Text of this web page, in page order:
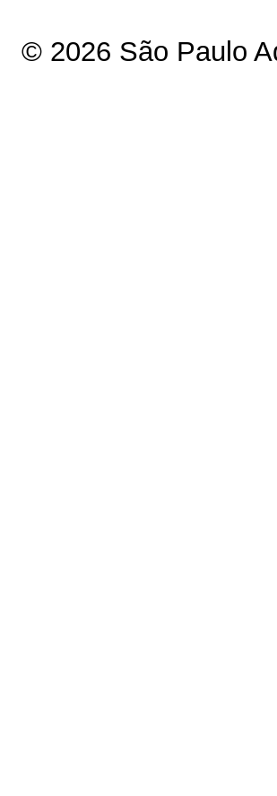
© 2026 São Paulo